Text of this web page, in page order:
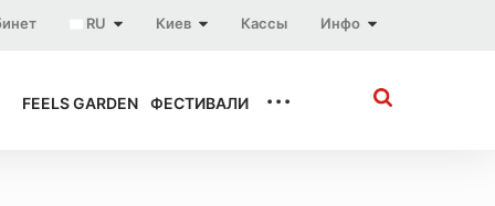
Инфо
Кассы
Киев
RU
FEELS GARDEN ФЕСТИВАЛИ ...